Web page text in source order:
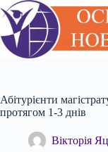
Перейти
до
вмісту
Абітурієнти
протягом 1-3 днів
Вікторія